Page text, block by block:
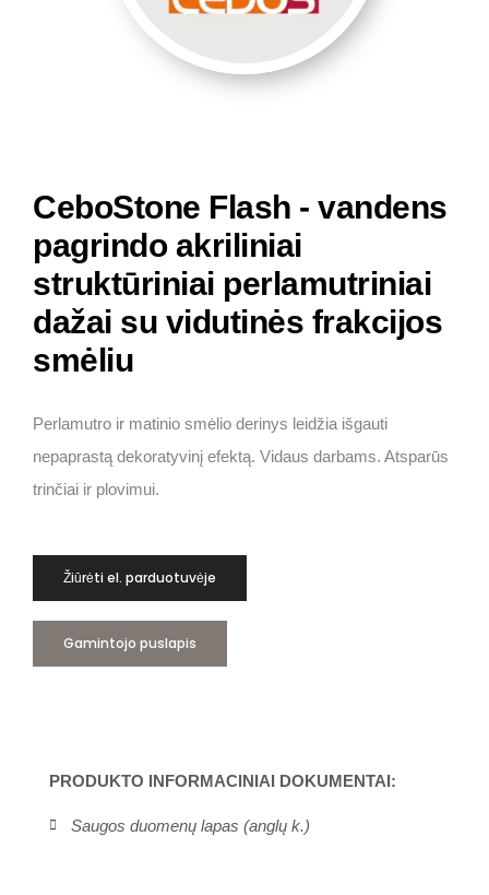
CeboStone Flash - vandens
pagrindo akriliniai
struktūriniai perlamutriniai
dažai su vidutinės frakcijos
smėliu
Perlamutro ir matinio smėlio derinys leidžia išgauti
nepaprastą dekoratyvinį efektą. Vidaus darbams. Atsparūs
trinčiai ir plovimui.
Žiūrėti el. parduotuvėje
Gamintojo puslapis
PRODUKTO INFORMACINIAI DOKUMENTAI:
Saugos duomenų lapas (anglų k.)